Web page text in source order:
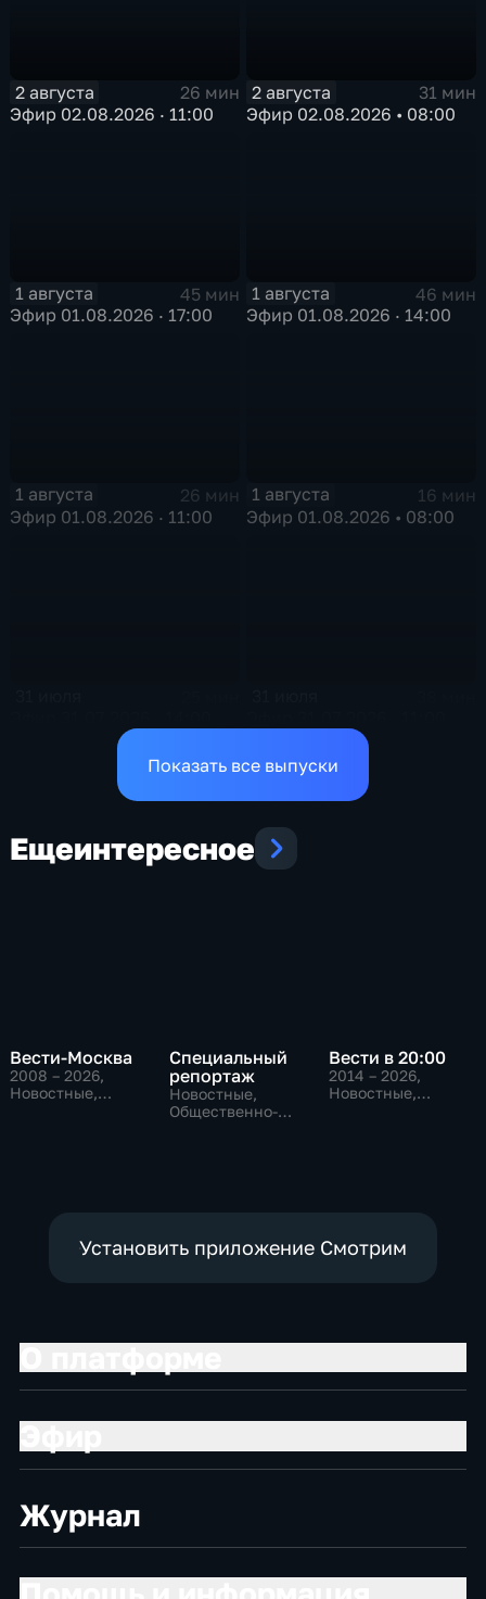
2 августа
26 мин
Эфир 02.08.2026 · 11:00
2 августа
31 мин
Эфир 02.08.2026 • 08:00
1 августа
45 мин
Эфир 01.08.2026 · 17:00
1 августа
46 мин
Эфир 01.08.2026 · 14:00
1 августа
26 мин
Эфир 01.08.2026 · 11:00
1 августа
16 мин
Эфир 01.08.2026 • 08:00
Показать все выпуски
Ещеинтересное
Вести-Москва
2008 – 2026,
Новостные,
Специальный
репортаж
Новостные,
Общественно-
Вести в 20:00
2014 – 2026,
Новостные,
Установить приложение Смотрим
Журнал